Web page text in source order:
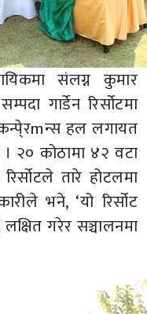
संलग्न कुमार
गार्डेन रिर्सोटमा
कन्पे्रmन्स हल लगायत
। २० कोठामा ४२ वटा
तारे होटलमा
भने, ‘यो रिर्सोट
गरेर सञ्चालनमा